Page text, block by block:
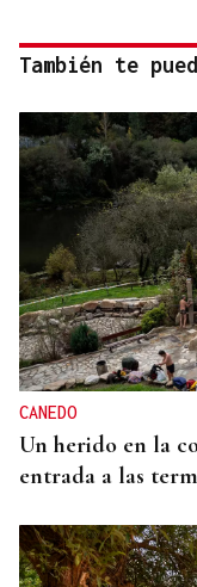
También te
CANEDO
Un herido en la
entrada a las